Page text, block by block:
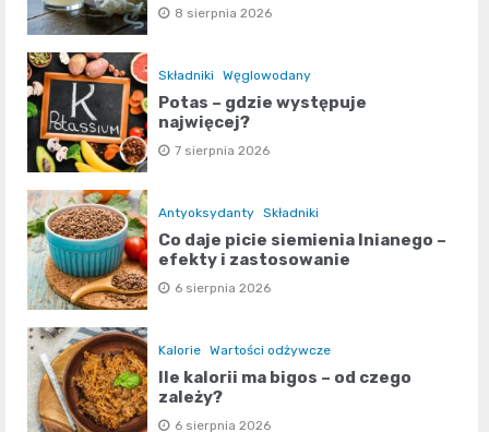
8 sierpnia 2026
Składniki Węglowodany
Potas – gdzie występuje
najwięcej?
7 sierpnia 2026
Antyoksydanty Składniki
Co daje picie siemienia lnianego –
efekty i zastosowanie
6 sierpnia 2026
Kalorie Wartości odżywcze
Ile kalorii ma bigos – od czego
zależy?
6 sierpnia 2026